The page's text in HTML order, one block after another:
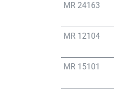
MR 24163
MR 12104
MR 15101